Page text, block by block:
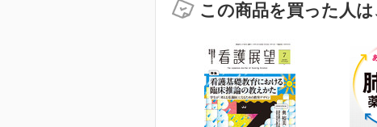
この商品を買った人